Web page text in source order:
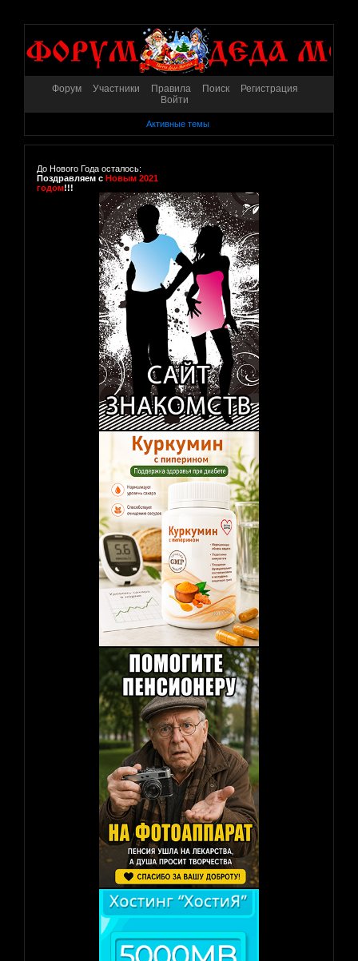
Форум Участники Правила Поиск
Регистрация
Войти
Активные темы
До Нового Года осталось:
Поздравляем с Новым 2021
годом!!!